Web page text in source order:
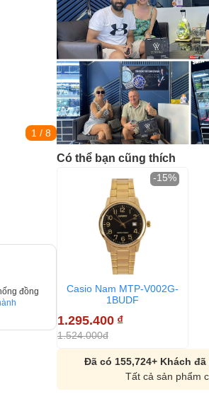
1 / 8
đồng
Có thể bạn cũng thích
Casio Nam MTP-V002G-
1BUDF
1.295.400 ₫
1.524.000đ
-15%
Đã có 155,724+ Khách
Tất cả sản phẩm